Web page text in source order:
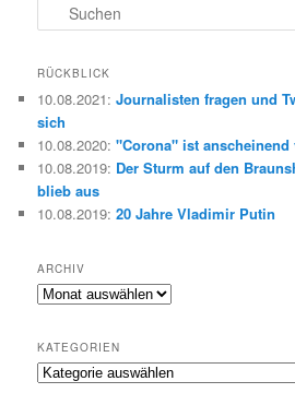
u
h
n
RÜCKBLICK
10.08.2021:Journalisten fragen und
sich
10.08.2020:"Corona" ist anscheinend
10.08.2019: Der Sturm auf den
blieb aus
10.08.2019:20 Jahre Vladimir Putin
ARCHIV
Archiv
KATEGORIEN
Kategorien